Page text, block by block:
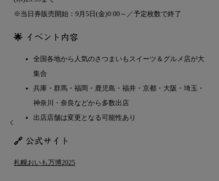
※当日券販売開始：9月5日(金)0:00～／予定枚数で終了
🌟 イベント内容
全国各地から人気のさつまいもスイーツ＆グルメ店が大
集合
兵庫・群馬・福岡・鹿児島・福井・京都・大阪・埼玉・
神奈川・奈良などから多数出店
出店店舗は変更となる可能性あり
🔗 公式サイト
札幌おいも万博2025